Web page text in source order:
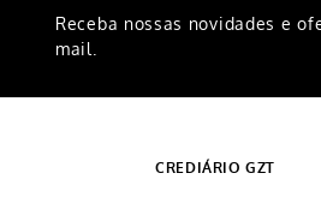
Receba nossas novidades e
mail.
CREDIÁRIO GZT